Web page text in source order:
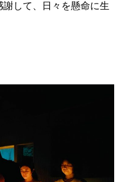
して、日々を懸命に生